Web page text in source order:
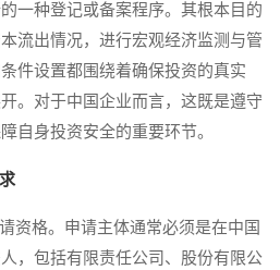
一种登记或备案程序。其根本目的
流出情况，进行宏观经济监测与管
件设置都围绕着确保投资的真实
。对于中国企业而言，这既是遵守
自身投资安全的重要环节。
格。申请主体通常必须是在中国
，包括有限责任公司、股份有限公